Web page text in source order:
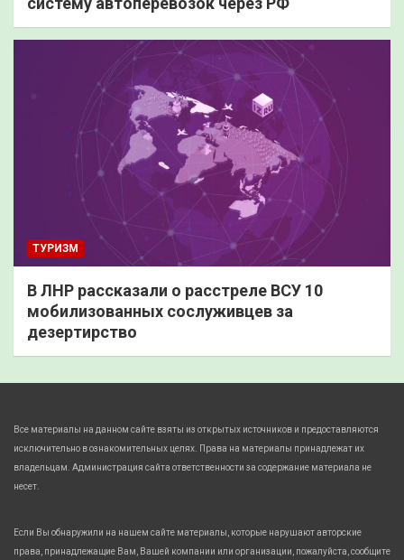
ТУРИЗМ
В ЛНР рассказали о расстреле ВСУ 10
мобилизованных сослуживцев за
дезертирство
Все материалы на данном сайте взяты из открытых источников и предоставляются
исключительно в ознакомительных целях. Права на материалы принадлежат их
владельцам. Администрация сайта ответственности за содержание материала не
несет.
Если Вы обнаружили на нашем сайте материалы, которые нарушают авторские
права, принадлежащие Вам, Вашей компании или организации, пожалуйста, сообщите